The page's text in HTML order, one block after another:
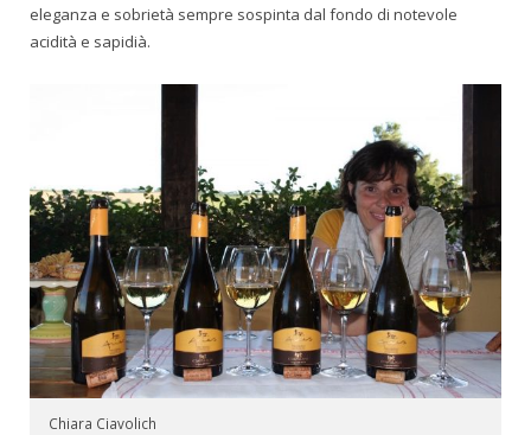
eleganza e sobrietà sempre sospinta dal fondo di notevole
acidità e sapidià.
Chiara Ciavolich